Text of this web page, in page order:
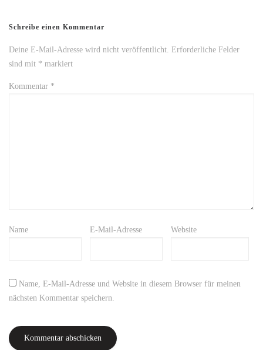
Schreibe einen Kommentar
Deine E-Mail-Adresse wird nicht veröffentlicht. Erforderliche Felder
sind mit * markiert
Kommentar *
Name E-Mail-Adresse Website
Name, E-Mail-Adresse und Website in diesem Browser für meinen
nächsten Kommentar speichern.